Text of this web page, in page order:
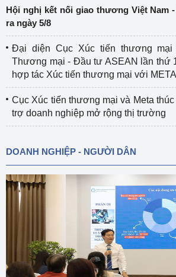
Hội nghị kết nối giao thương Việt Nam
ra ngày 5/8
Đại diện Cục Xúc tiến thương
Thương mại - Đầu tư ASEAN lần thứ
hợp tác Xúc tiến thương mại với META
Cục Xúc tiến thương mại và Meta
trợ doanh nghiệp mở rộng thị trường
DOANH NGHIỆP - NGƯỜI DÂN